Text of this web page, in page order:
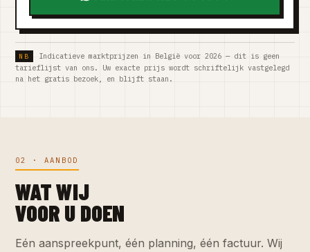
Indicatieve marktprijzen in België voor 2026 — dit is geen
tarieflijst van ons. Uw exacte prijs wordt schriftelijk vastgelegd
na het gratis bezoek, en blijft staan.
02 · AANBOD
WAT WIJ
VOOR U DOEN
Eén aanspreekpunt, één planning, één factuur. Wij